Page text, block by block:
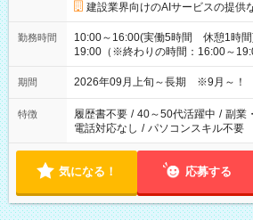
建設業界向けのAIサービスの提供
勤務時間
10:00～16:00(実働5時間 休憩1時
19:00（※終わりの時間：16:00～
期間 2026年09月上旬～長期 ※9月～！
特徴 履歴書不要 / 40～50代活躍中 / 副業
電話対応なし / パソコンスキル不要
気になる！ 応募する